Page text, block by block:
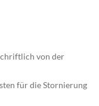
von der
für die Stornierung